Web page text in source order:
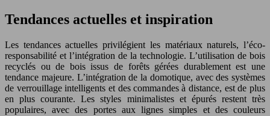
Tendances actuelles et inspiration
Les tendances actuelles privilégient les matériaux naturels, l’éco-
responsabilité et l’intégration de la technologie. L’utilisation de bois
recyclés ou de bois issus de forêts gérées durablement est une
tendance majeure. L’intégration de la domotique, avec des systèmes
de verrouillage intelligents et des commandes à distance, est de plus
en plus courante. Les styles minimalistes et épurés restent très
populaires, avec des portes aux lignes simples et des couleurs